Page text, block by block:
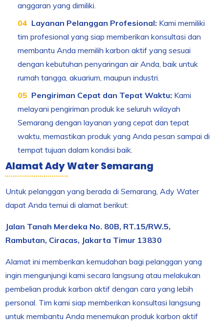
anggaran yang dimiliki.
Layanan Pelanggan Profesional: Kami memiliki
tim profesional yang siap memberikan konsultasi dan
membantu Anda memilih karbon aktif yang sesuai
dengan kebutuhan penyaringan air Anda, baik untuk
rumah tangga, akuarium, maupun industri.
Pengiriman Cepat dan Tepat Waktu: Kami
melayani pengiriman produk ke seluruh wilayah
Semarang dengan layanan yang cepat dan tepat
waktu, memastikan produk yang Anda pesan sampai di
tempat tujuan dalam kondisi baik.
Alamat Ady Water Semarang
Untuk pelanggan yang berada di Semarang, Ady Water
dapat Anda temui di alamat berikut:
Jalan Tanah Merdeka No. 80B, RT.15/RW.5,
Rambutan, Ciracas, Jakarta Timur 13830
Alamat ini memberikan kemudahan bagi pelanggan yang
ingin mengunjungi kami secara langsung atau melakukan
pembelian produk karbon aktif dengan cara yang lebih
personal. Tim kami siap memberikan konsultasi langsung
untuk membantu Anda menemukan produk karbon aktif